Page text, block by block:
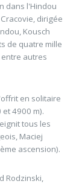
dans l'Hindou
dirigée
Kousch
de quatre mille
entre autres
en solitaire
4900 m).
tous les
Maciej
ascension).
Rodzinski,